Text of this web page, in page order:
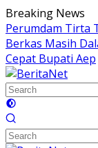
Skip
to
content
Breaking News
Perumdam Tirta
Berkas Masih
Cepat Bupati Aep